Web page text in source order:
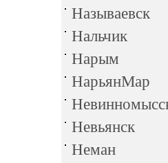
Называевск
Нальчик
Нарым
НарьянМар
Невьянск
Неман